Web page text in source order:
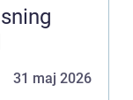
31 maj 2026